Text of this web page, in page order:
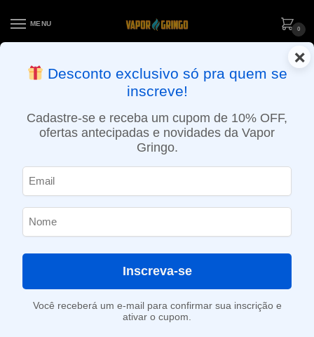
MENU
0
ENTREGA NO MESMO DIA EM SÃO PAULO (SEG A SEX): PEDIDOS
APROVADOS ATÉ 15:30 VIA MOTOBOY
×
Desconto exclusivo só pra quem se
inscreve!
Cadastre-se e receba um cupom de 10% OFF,
ofertas antecipadas e novidades da Vapor
Gringo.
Inscreva-se
Você receberá um e-mail para confirmar sua inscrição e
ativar o cupom.